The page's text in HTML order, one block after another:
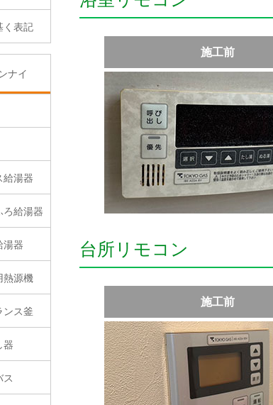
施工前
台所リモコン
施工前
く表記
ナイ
給湯器
ろ給湯器
湯器
熱源機
ンス釜
器
ス